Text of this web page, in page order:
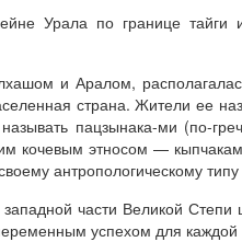
Урала по границе тайги
и Аралом,
страна. Жители ее
пацзынака-ми (по-
кочевым этносом —
антропологическому
части Великой Степи
успехом для